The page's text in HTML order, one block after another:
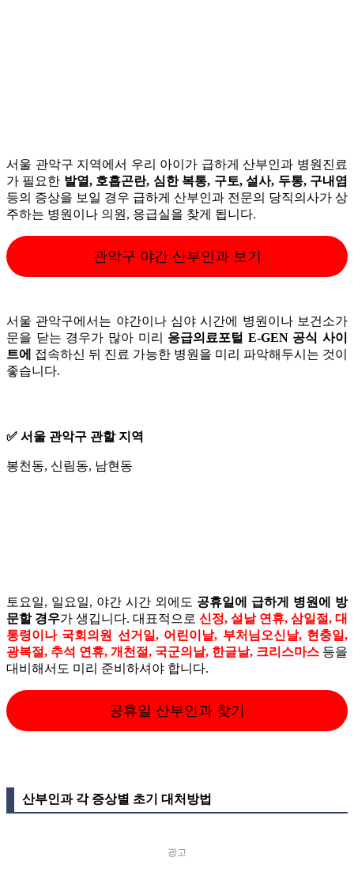
서울 관악구 지역에서 우리 아이가 급하게 산부인과 병원진료
가 필요한 발열, 호흡곤란, 심한 복통, 구토, 설사, 두통, 구내염
등의 증상을 보일 경우 급하게 산부인과 전문의 당직의사가 상
주하는 병원이나 의원, 응급실을 찾게 됩니다.
관악구 야간 산부인과 보기
서울 관악구에서는 야간이나 심야 시간에 병원이나 보건소가
문을 닫는 경우가 많아 미리 응급의료포털 E-GEN 공식 사이
트에
접속하신 뒤 진료 가능한 병원을 미리 파악해두시는 것이
좋습니다.
✅ 서울 관악구 관할 지역
봉천동, 신림동, 남현동
토요일, 일요일, 야간 시간 외에도 공휴일에 급하게 병원에 방
문할 경우가 생깁니다. 대표적으로 신정, 설날 연휴, 삼일절, 대
통령이나 국회의원 선거일, 어린이날, 부처님오신날, 현충일,
광복절, 추석 연휴, 개천절, 국군의날, 한글날, 크리스마스 등을
대비해서도 미리 준비하셔야 합니다.
공휴일 산부인과 찾기
산부인과 각 증상별 초기 대처방법
광고